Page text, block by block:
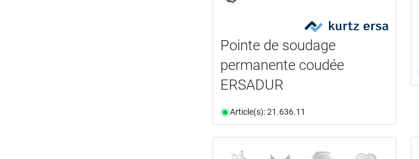
Pointe de soudage
permanente coudée
ERSADUR
Article(s): 21.636.11